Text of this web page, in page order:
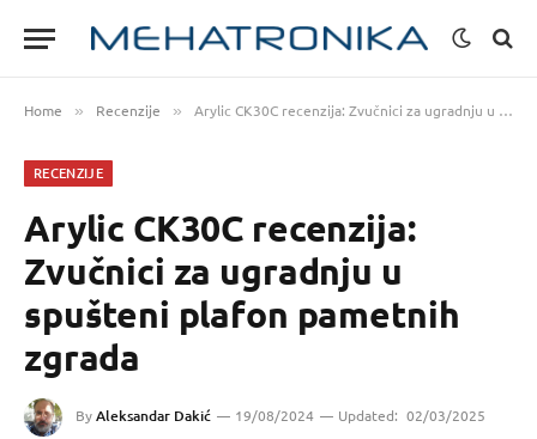
Home » Recenzije » Arylic CK30C recenzija: Zvučnici za ugradnju u spušteni plafon pametnih zgrada
RECENZIJE
Arylic CK30C recenzija:
Zvučnici za ugradnju u
spušteni plafon pametnih
zgrada
ByAleksandar Dakić 19/08/2024 Updated: 02/03/2025